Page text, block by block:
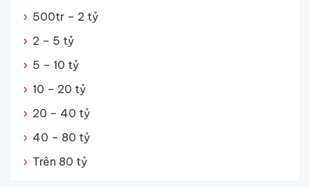
500tr – 2 tỷ
2 – 5 tỷ
5 – 10 tỷ
10 – 20 tỷ
20 – 40 tỷ
40 – 80 tỷ
Trên 80 tỷ